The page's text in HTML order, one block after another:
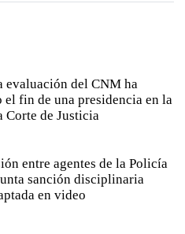
evaluación del CNM ha
el fin de una presidencia en la
Corte de Justicia
entre agentes de la Policía
sanción disciplinaria
en video